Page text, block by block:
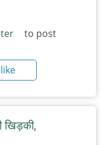
to post
खिड़की,